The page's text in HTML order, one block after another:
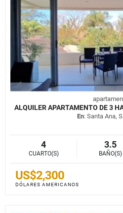
ALQUILER APARTAMENTO DE 3
En: Santa Ana,
4
CUARTO(S)
3.5
BAÑO(S)
US$2,300
DÓLARES AMERICANOS